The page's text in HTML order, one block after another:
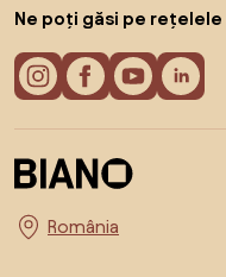
Ne poți găsi pe
Alege țara